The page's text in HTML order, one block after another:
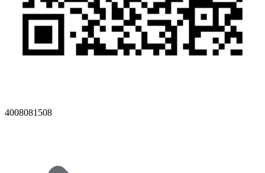
4008081508